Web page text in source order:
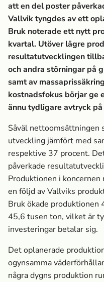
att en del poster
Vallvik tyngdes av ett
Bruk noterade ett nytt
kvartal. Utöver lägre
resultatutvecklingen
och andra störningar på
samt av
kostnadsfokus börjar ge
ännu tydligare avtryck
Såväl nettoomsättningen
utveckling jämfört med
respektive 37 procent.
påverkade
Produktionen i
en följd av Vallviks
Bruk ökade
45,6 tusen ton, vilket är
investeringar betalar sig.
Det oplanerade
ogynsamma
några dygns produktion